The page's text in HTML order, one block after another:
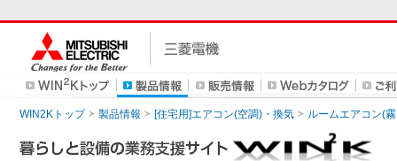
WIN2Kトップ 製品情報 [住宅用]エアコン(空調)・換気 ルームエアコン(